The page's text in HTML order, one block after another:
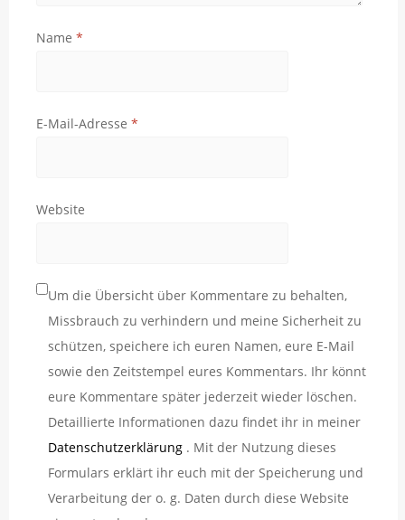
Name *
E-Mail-Adresse *
Website
Um die Übersicht über Kommentare zu behalten,
Missbrauch zu verhindern und meine Sicherheit zu
schützen, speichere ich euren Namen, eure E-Mail
sowie den Zeitstempel eures Kommentars. Ihr könnt
eure Kommentare später jederzeit wieder löschen.
Detaillierte Informationen dazu findet ihr in meiner
Datenschutzerklärung . Mit der Nutzung dieses
Formulars erklärt ihr euch mit der Speicherung und
Verarbeitung der o. g. Daten durch diese Website